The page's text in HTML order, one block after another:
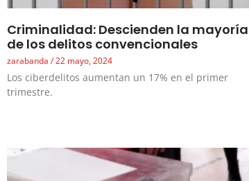
Criminalidad: Descienden la mayoría
de los delitos convencionales
zarabanda 22 mayo, 2024
Los ciberdelitos aumentan un 17% en el primer
trimestre.